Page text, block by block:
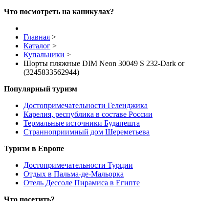
Что посмотреть на каникулах?
Главная >
Каталог >
Купальники >
Шорты пляжные DIM Neon 30049 S 232-Dark or
(3245833562944)
Популярный туризм
Достопримечательности Геленджика
Карелия, республика в составе России
Термальные источники Будапешта
Странноприимный дом Шереметьева
Туризм в Европе
Достопримечательности Турции
Отдых в Пальма-де-Мальорка
Отель Дессоле Пирамиса в Египте